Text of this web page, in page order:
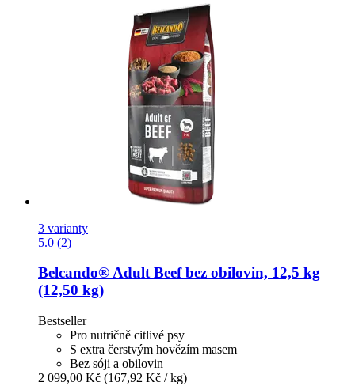
3 varianty
5.0 (2)
Belcando®Adult Beef bez obilovin, 12,5 kg
(12,50 kg)
Bestseller
Pro nutričně citlivé psy
S extra čerstvým hovězím masem
Bez sóji a obilovin
2 099,00 Kč (167,92 Kč / kg)